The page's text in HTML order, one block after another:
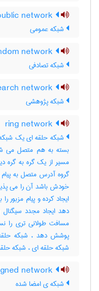
شبکه عمومی
شبکه تصادفی
شبکه پژوهشی
شبکه حلقه ای یک
بسته به هم متصل می
مسیر از یک گره به گره
گروه آدرس متصل به
خودش باشد آن را می
ایجاد کرده و پیام مزبور
دهد ایجاد مجدد
مسافت طولانی تری را
پوشش دهد ، شبکه
شبکه حلقه ای ، شبکه
شبکه ی امضا شده